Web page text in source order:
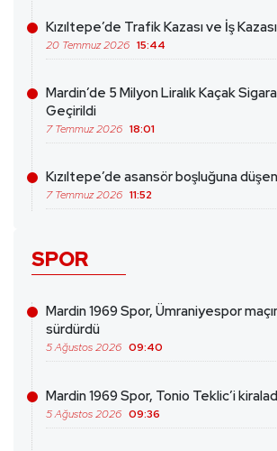
Kızıltepe’de Trafik Kazası ve İş
20 Temmuz 2026 15:44
Mardin’de 5 Milyon Liralık Kaçak
Geçirildi
7 Temmuz 2026 18:01
Kızıltepe’de asansör boşluğuna
7 Temmuz 2026 11:52
SPOR
Mardin 1969 Spor, Ümraniyespor
sürdürdü
5 Ağustos 2026 09:40
Mardin 1969 Spor, Tonio Teklic’i
5 Ağustos 2026 09:36